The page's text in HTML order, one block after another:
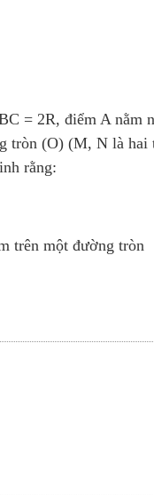
= 2R, điểm A nằm
tròn (O) (M, N là
rằng:
trên một đường tròn